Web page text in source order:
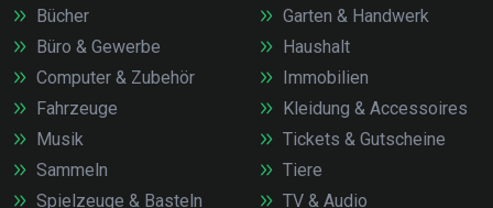
Bücher
Büro & Gewerbe
Computer & Zubehör
Fahrzeuge
Garten & Handwerk
Haushalt
Immobilien
Kleidung & Accessoires
Musik
Sammeln
Spielzeuge & Basteln
Tickets & Gutscheine
Tiere
TV & Audio